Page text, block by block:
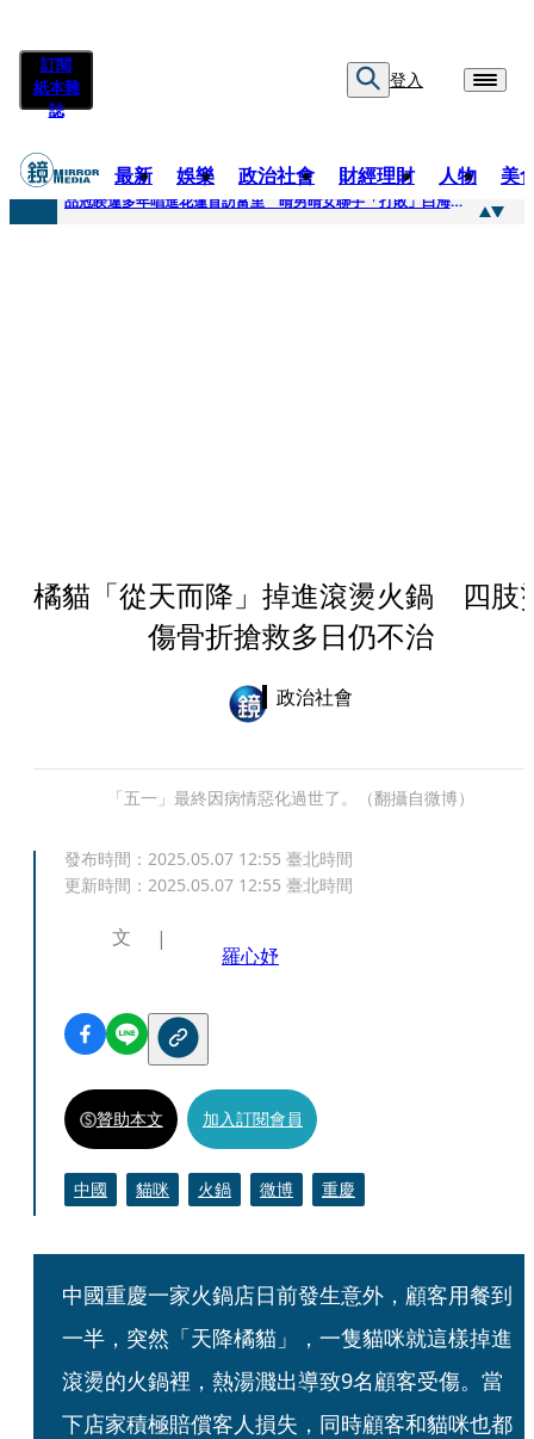
訂閱
紙本雜
誌
登入
最新 娛樂 政治社會 財經理財 人物 美
快訊
品冠睽違多年唱進花蓮首訪富里 晴男晴女聯手「打敗」白海豚颱風
橘貓「從天而降」掉進滾燙火鍋 四肢
傷骨折搶救多日仍不治
政治社會
「五一」最終因病情惡化過世了。（翻攝自微博）
發布時間： 2025.05.07 12:55 臺北時間
更新時間： 2025.05.07 12:55 臺北時間
文
羅心妤
贊助本文 加入訂閱會員
中國 貓咪 火鍋 微博 重慶
中國重慶一家火鍋店日前發生意外，顧客用餐到
一半，突然「天降橘貓」，一隻貓咪就這樣掉進
滾燙的火鍋裡，熱湯濺出導致9名顧客受傷。當
下店家積極賠償客人損失，同時顧客和貓咪也都